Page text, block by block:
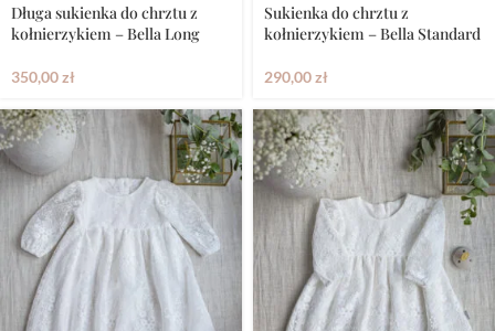
Długa sukienka do chrztu z
kołnierzykiem – Bella Long
350,00zł
Sukienka do chrztu z
kołnierzykiem – Bella Standard
290,00zł